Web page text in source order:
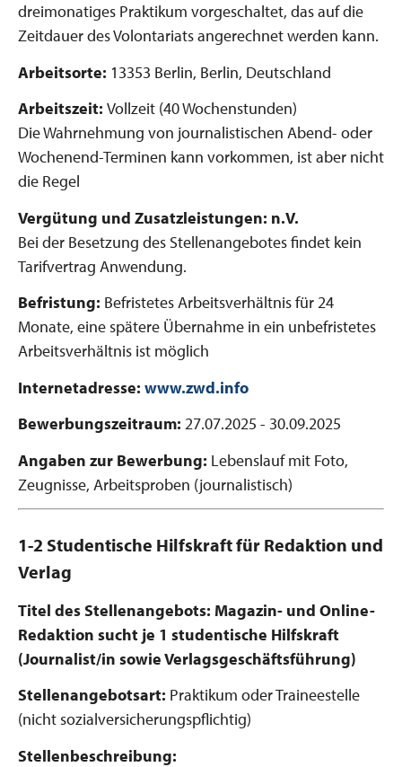
dreimonatiges Praktikum vorgeschaltet, das auf die
Zeitdauer des Volontariats angerechnet werden kann.
Arbeitsorte: 13353 Berlin, Berlin, Deutschland
Arbeitszeit: Vollzeit (40 Wochenstunden)
Die Wahrnehmung von journalistischen Abend- oder
Wochenend-Terminen kann vorkommen, ist aber nicht
die Regel
Vergütung und Zusatzleistungen: n.V.
Bei der Besetzung des Stellenangebotes findet kein
Tarifvertrag Anwendung.
Befristung: Befristetes Arbeitsverhältnis für 24
Monate, eine spätere Übernahme in ein unbefristetes
Arbeitsverhältnis ist möglich
Internetadresse: www.zwd.info
Bewerbungszeitraum: 27.07.2025 - 30.09.2025
Angaben zur Bewerbung: Lebenslauf mit Foto,
Zeugnisse, Arbeitsproben (journalistisch)
1-2 Studentische Hilfskraft für Redaktion und
Verlag
Titel des Stellenangebots: Magazin- und Online-
Redaktion sucht je 1 studentische Hilfskraft
(Journalist/in sowie Verlagsgeschäftsführung)
Stellenangebotsart: Praktikum oder Traineestelle
(nicht sozialversicherungspflichtig)
Stellenbeschreibung: